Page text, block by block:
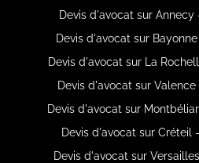
Devis d'avocat sur
Devis d'avocat sur
Devis d'avocat sur La
Devis d'avocat sur
Devis d'avocat sur
Devis d'avocat sur Créteil
Devis d'avocat sur